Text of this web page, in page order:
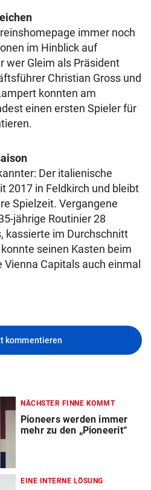
immer noch
im Hinblick auf
wer Gleim als Präsident
Christian Gross und
konnten am
einen ersten Spieler für
Der italienische
2017 in Feldkirch und bleibt
Spielzeit. Vergangene
jährige Routinier 28
kassierte im Durchschnitt
seinen Kasten beim
Vienna Capitals auch einmal
kommentieren
NÄCHSTER FINNE KOMMT
Pioneers werden immer
mehr zu den „Pioneerit“
EINE INTERNE LÖSUNG